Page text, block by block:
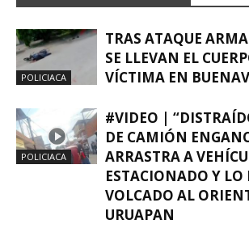
POLICIACA
TRAS ATAQUE
SE LLEVAN EL
VÍCTIMA EN
POLICIACA
#VIDEO |
DE CAMIÓN
ARRASTRA A
ESTACIONADO Y LO
VOLCADO AL
URUAPAN